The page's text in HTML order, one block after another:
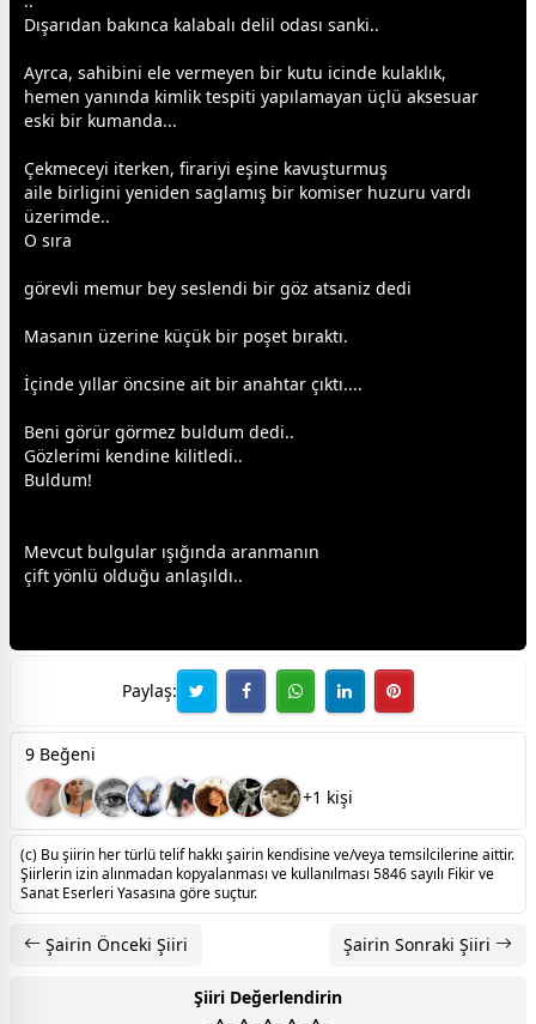
Dışarıdan bakınca kalabalı delil odası sanki..
Ayrca, sahibini ele vermeyen bir kutu icinde kulaklık,
hemen yanında kimlik tespiti yapılamayan üçlü aksesuar
eski bir kumanda...
Çekmeceyi iterken, firariyi eşine kavuşturmuş
aile birligini yeniden saglamış bir komiser huzuru vardı
üzerimde..
O sıra
görevli memur bey seslendi bir göz atsaniz dedi
Masanın üzerine küçük bir poşet bıraktı.
İçinde yıllar öncsine ait bir anahtar çıktı....
Beni görür görmez buldum dedi..
Gözlerimi kendine kilitledi..
Buldum!
Mevcut bulgular ışığında aranmanın
çift yönlü olduğu anlaşıldı..
Paylaş:
9 Beğeni
+1 kişi
(c) Bu şiirin her türlü telif hakkı şairin kendisine ve/veya temsilcilerine aittir.
Şiirlerin izin alınmadan kopyalanması ve kullanılması 5846 sayılı Fikir ve
Sanat Eserleri Yasasına göre suçtur.
Şairin Önceki Şiiri Şairin Sonraki Şiiri
Şiiri Değerlendirin